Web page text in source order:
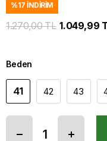
%17 İNDIRIM
1.270,00 TL 1.049,99
Beden
41 42 43